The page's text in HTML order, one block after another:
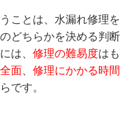
ことは、水漏れ修理を
どちらかを決める判断
は、 修理の難易度はも
面
修理にかかる時間
です。